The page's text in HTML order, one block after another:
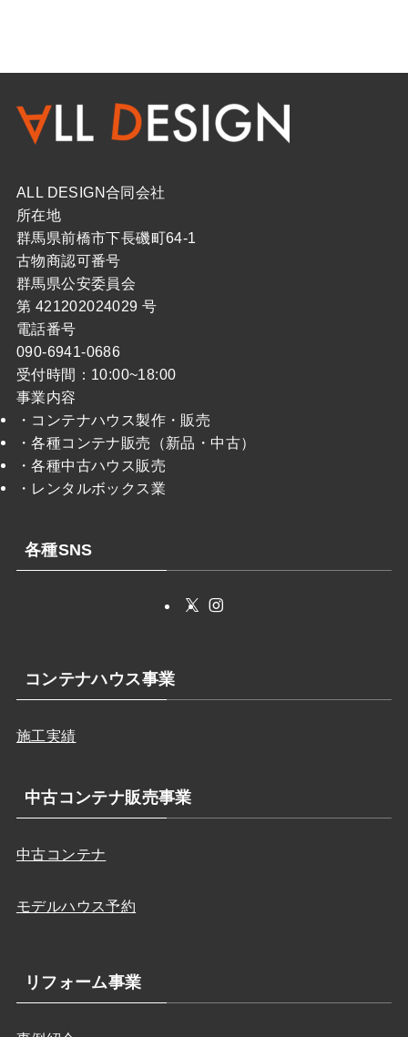
ALL DESIGN合同会社
所在地
群馬県前橋市下長磯町64-1
古物商認可番号
群馬県公安委員会
第 421202024029 号
電話番号
090-6941-0686
受付時間：10:00~18:00
事業内容
・コンテナハウス製作・販売
・各種コンテナ販売（新品・中古）
・各種中古ハウス販売
・レンタルボックス業
各種SNS
コンテナハウス事業
施工実績
中古コンテナ販売事業
中古コンテナ
モデルハウス予約
リフォーム事業